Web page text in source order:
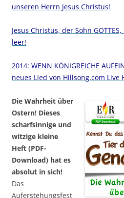
unseren Herrn Jesus Christus!
Jesus Christus, der Sohn
leer!
2014: WENN KÖNIGREICHE
neues Lied von Hillsong.com Live
Die Wahrheit über
Ostern! Dieses
scharfsinnige und
witzige kleine
Heft (PDF-
Download) hat es
absolut in sich!
Das
Auferstehungsfest